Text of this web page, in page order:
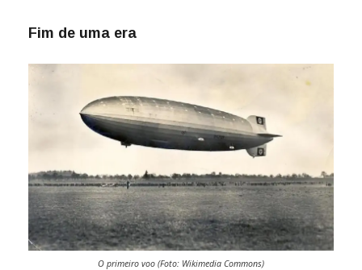
Fim de uma era
O primeiro voo (Foto: Wikimedia Commons)